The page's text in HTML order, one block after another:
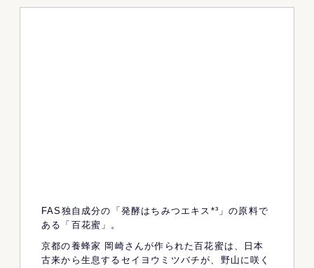
FAS独自成分の「発酵はちみつエキス*³」の原料で
ある「百花蜜」。
京都の養蜂家 岡崎さんが作られた百花蜜は、日本
古来から生息するセイヨウミツバチが、野山に咲く